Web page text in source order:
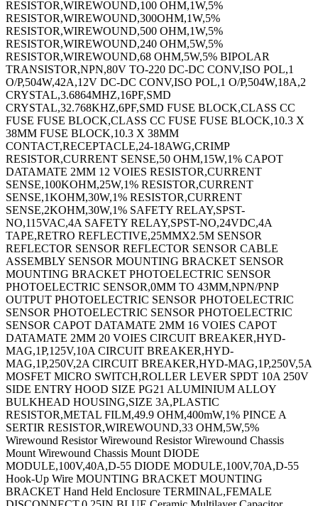
RESISTOR,WIREWOUND,100 OHM,1W,5%
RESISTOR,WIREWOUND,300OHM,1W,5%
RESISTOR,WIREWOUND,500 OHM,1W,5%
RESISTOR,WIREWOUND,240 OHM,5W,5%
RESISTOR,WIREWOUND,68 OHM,5W,5% BIPOLAR
TRANSISTOR,NPN,80V TO-220 DC-DC CONV,ISO POL,1
O/P,504W,42A,12V DC-DC CONV,ISO POL,1 O/P,504W,18A,2
CRYSTAL,3.6864MHZ,16PF,SMD
CRYSTAL,32.768KHZ,6PF,SMD FUSE BLOCK,CLASS CC
FUSE FUSE BLOCK,CLASS CC FUSE FUSE BLOCK,10.3 X
38MM FUSE BLOCK,10.3 X 38MM
CONTACT,RECEPTACLE,24-18AWG,CRIMP
RESISTOR,CURRENT SENSE,50 OHM,15W,1% CAPOT
DATAMATE 2MM 12 VOIES RESISTOR,CURRENT
SENSE,100KOHM,25W,1% RESISTOR,CURRENT
SENSE,1KOHM,30W,1% RESISTOR,CURRENT
SENSE,2KOHM,30W,1% SAFETY RELAY,SPST-
NO,115VAC,4A SAFETY RELAY,SPST-NO,24VDC,4A
TAPE,RETRO REFLECTIVE,25MMX2.5M SENSOR
REFLECTOR SENSOR REFLECTOR SENSOR CABLE
ASSEMBLY SENSOR MOUNTING BRACKET SENSOR
MOUNTING BRACKET PHOTOELECTRIC SENSOR
PHOTOELECTRIC SENSOR,0MM TO 43MM,NPN/PNP
OUTPUT PHOTOELECTRIC SENSOR PHOTOELECTRIC
SENSOR PHOTOELECTRIC SENSOR PHOTOELECTRIC
SENSOR CAPOT DATAMATE 2MM 16 VOIES CAPOT
DATAMATE 2MM 20 VOIES CIRCUIT BREAKER,HYD-
MAG,1P,125V,10A CIRCUIT BREAKER,HYD-
MAG,1P,250V,2A CIRCUIT BREAKER,HYD-MAG,1P,250V,5A
MOSFET MICRO SWITCH,ROLLER LEVER SPDT 10A 250V
SIDE ENTRY HOOD SIZE PG21 ALUMINIUM ALLOY
BULKHEAD HOUSING,SIZE 3A,PLASTIC
RESISTOR,METAL FILM,49.9 OHM,400mW,1% PINCE A
SERTIR RESISTOR,WIREWOUND,33 OHM,5W,5%
Wirewound Resistor Wirewound Resistor Wirewound Chassis
Mount Wirewound Chassis Mount DIODE
MODULE,100V,40A,D-55 DIODE MODULE,100V,70A,D-55
Hook-Up Wire MOUNTING BRACKET MOUNTING
BRACKET Hand Held Enclosure TERMINAL,FEMALE